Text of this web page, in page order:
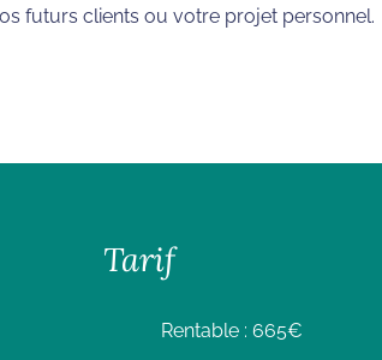
futurs clients ou votre projet personnel.
Tarif
Rentable : 665€